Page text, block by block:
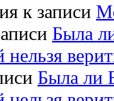
к записи
Была
нельзя
Была ли